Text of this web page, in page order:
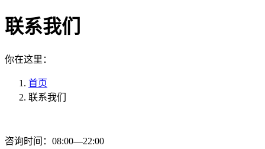
联系我们
你在这里：
首页
联系我们
咨询时间：08:00—22:00